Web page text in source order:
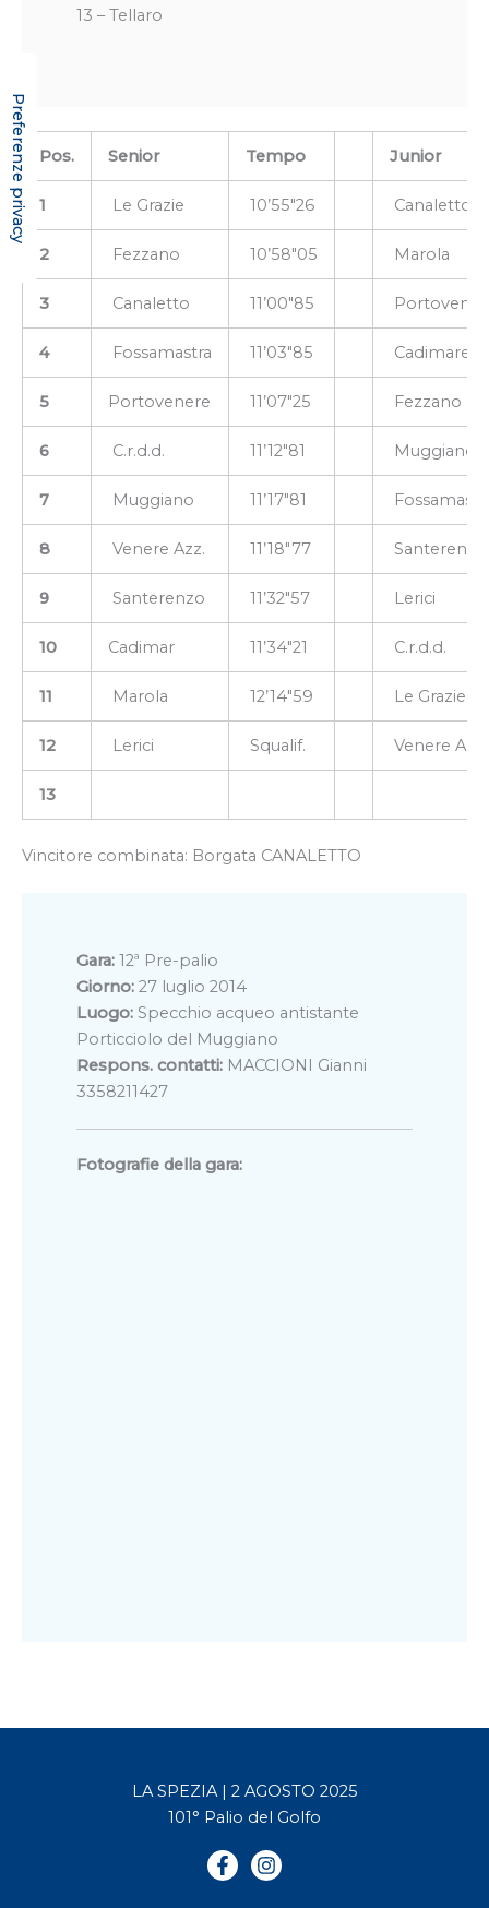
13 – Tellaro
Pos. Senior Tempo Junior
1 Le Grazie 10’55″26 Canaletto
2 Fezzano 10’58″05 Marola
3 Canaletto 11’00″85
4 Fossamastra 11’03″85 Cadimare
5 Portovenere 11’07″25 Fezzano
6 C.r.d.d. 11’12″81 Muggiano
7 Muggiano 11’17″81
8 Venere Azz. 11’18″77 Santerenzo
9 Santerenzo 11’32″57 Lerici
10 Cadimar 11’34″21 C.r.d.d.
11 Marola 12’14″59 Le Grazie
12 Lerici Squalif. Venere Azz.
13
Vincitore combinata: Borgata CANALETTO
Gara: 12ª Pre-palio
Giorno: 27 luglio 2014
Luogo: Specchio acqueo antistante
Porticciolo del Muggiano
Respons. contatti: MACCIONI Gianni
3358211427
Fotografie della gara:
LA SPEZIA | 2 AGOSTO 2025
101° Palio del Golfo